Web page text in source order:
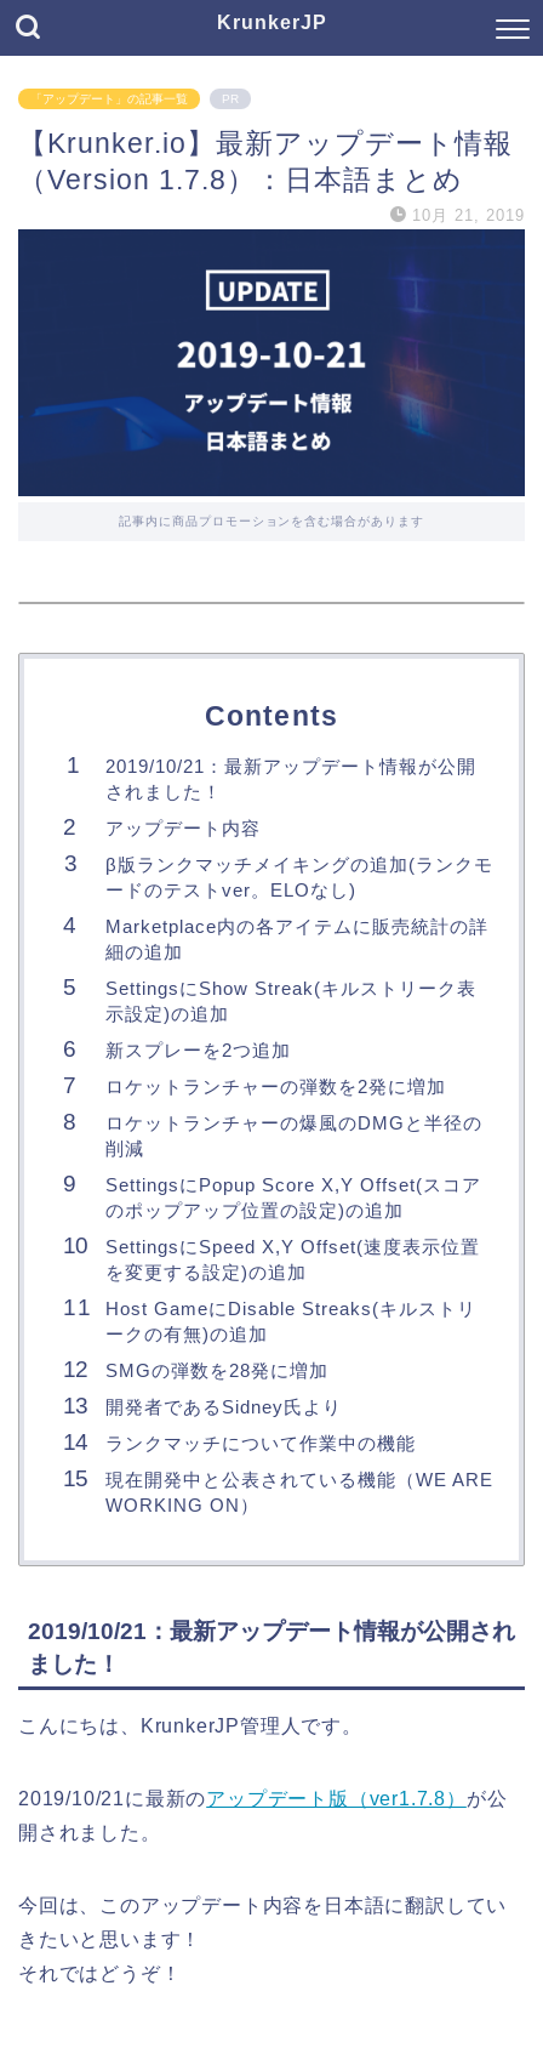
KrunkerJP
「アップデート」の記事一覧 PR
【Krunker.io】最新アップデート情報
（Version 1.7.8）：日本語まとめ
10月 21, 2019
記事内に商品プロモーションを含む場合があります
Contents
2019/10/21：最新アップデート情報が公開
されました！
アップデート内容
β版ランクマッチメイキングの追加(ランクモ
ードのテストver。ELOなし)
Marketplace内の各アイテムに販売統計の詳
細の追加
SettingsにShow Streak(キルストリーク表
示設定)の追加
新スプレーを2つ追加
ロケットランチャーの弾数を2発に増加
ロケットランチャーの爆風のDMGと半径の
削減
SettingsにPopup Score X,Y Offset(スコア
のポップアップ位置の設定)の追加
SettingsにSpeed X,Y Offset(速度表示位置
を変更する設定)の追加
Host GameにDisable Streaks(キルストリ
ークの有無)の追加
SMGの弾数を28発に増加
開発者であるSidney氏より
ランクマッチについて作業中の機能
現在開発中と公表されている機能（WE ARE
WORKING ON）
2019/10/21：最新アップデート情報が公開され
ました！
こんにちは、KrunkerJP管理人です。
2019/10/21に最新のアップデート版（ver1.7.8） が公
開されました。
今回は、このアップデート内容を日本語に翻訳してい
きたいと思います！
それではどうぞ！